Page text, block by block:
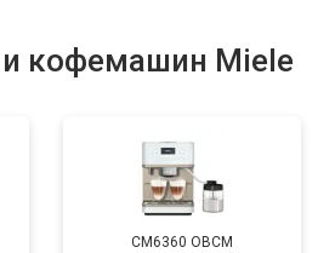
кофемашин Miele
CM6360 OBCM